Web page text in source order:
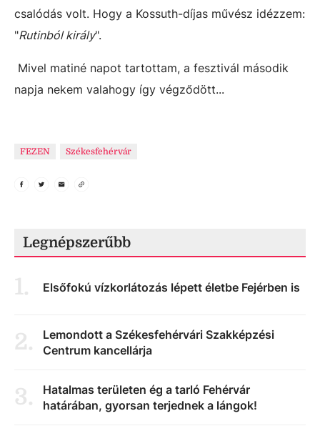
csalódás volt. Hogy a Kossuth-díjas művész idézzem:
"Rutinból király".
Mivel matiné napot tartottam, a fesztivál második
napja nekem valahogy így végződött...
FEZEN Székesfehérvár
Legnépszerűbb
1. Elsőfokú vízkorlátozás lépett életbe Fejérben is
2.
Lemondott a Székesfehérvári Szakképzési
Centrum kancellárja
3.
Hatalmas területen ég a tarló Fehérvár
határában, gyorsan terjednek a lángok!